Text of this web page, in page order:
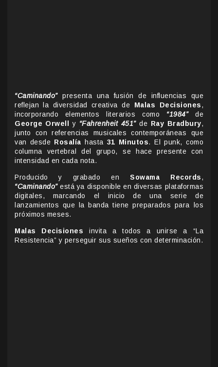
“Caminando”presenta una fusión de influencias que
reflejan la diversidad creativa de Malas Decisiones,
incorporando elementos literarios como “1984”de
George Orwell
y “Fahrenheit 451”de Ray Bradbury,
junto con referencias musicales contemporáneas que
van desde Rosalía hasta 31 Minutos. El punk, como
columna vertebral del grupo, se hace presente con
intensidad en cada nota.
Producido y grabado enSowama Records,
“Caminando”está ya disponible en diversas plataformas
digitales, marcando el inicio de una serie de
lanzamientos que la banda tiene preparados para los
próximos meses.
Malas Decisiones invita a todos a unirse a “La
Resistencia” y perseguir sus sueños con determinación.